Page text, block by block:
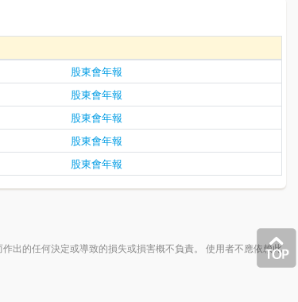
股東會年報
股東會年報
股東會年報
股東會年報
股東會年報
出的任何決定或導致的損失或損害概不負責。 使用者不應依賴此